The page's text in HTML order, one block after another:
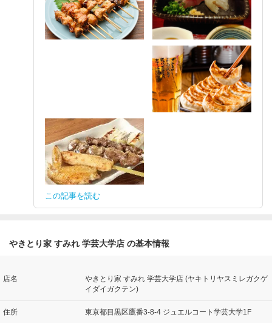
この記事を読む
やきとり家 すみれ 学芸大学店 の基本情報
店名
やきとり家 すみれ 学芸大学店 (ヤキトリヤスミレガクゲ
イダイガクテン)
住所 東京都目黒区鷹番3-8-4 ジュエルコート学芸大学1F